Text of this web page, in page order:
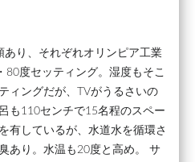
り、それぞれオリンピア工業
80度セッティング。湿度もそこ
ィングだが、TVがうるさいの
も110センチで15名程のスペー
有しているが、水道水を循環さ
あり。水温も20度と高め。 サ